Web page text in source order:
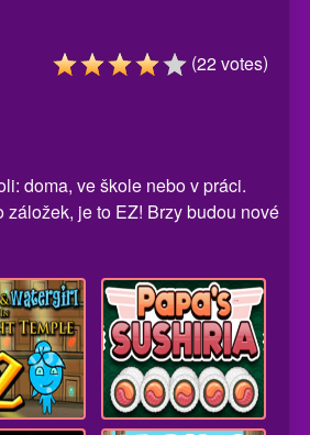
(22votes)
doma, ve škole nebo v práci.
je to EZ! Brzy budou nové